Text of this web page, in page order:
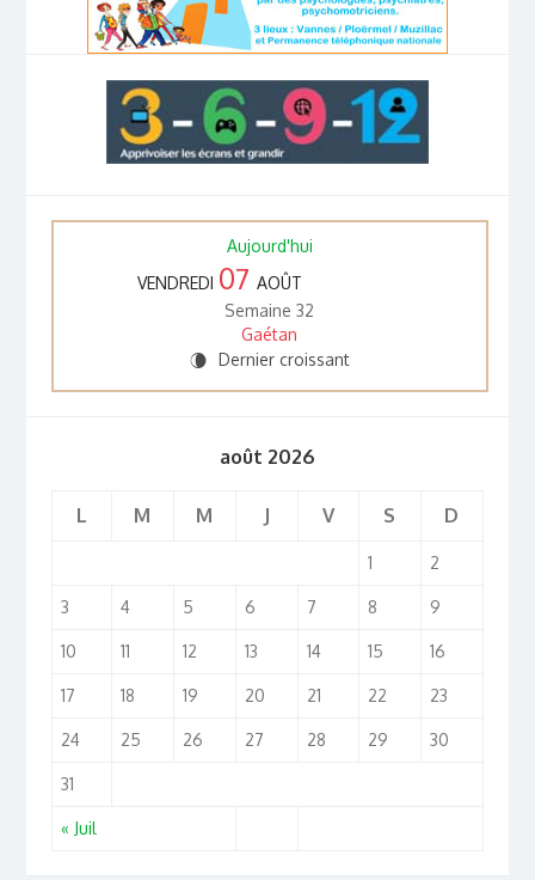
Aujourd'hui
VENDREDI 07 AOÛT
Semaine 32
Gaétan
V Dernier croissant
août 2026
L M M J V S D
« Juil
1 2
3 4 5 6 7 8 9
10 11 12 13 14 15 16
17 18 19 20 21 22 23
24 25 26 27 28 29 30
31